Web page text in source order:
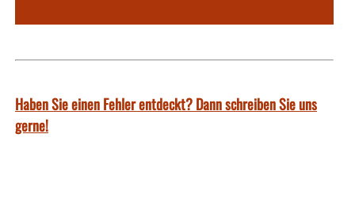
Haben Sie einen Fehler entdeckt? Dann schreiben Sie uns
gerne!